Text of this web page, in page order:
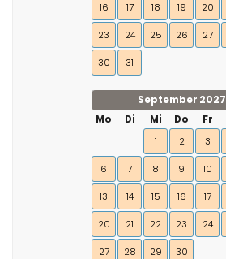
16 17 18 19 20
23 24 25 26 27
30 31
September 2027
Mo
Di Mi Do Fr
1
2 3
6 7 8 9 10
13 14 15 16 17
20 21 22 23 24
27 28 29 30